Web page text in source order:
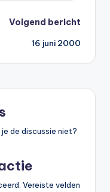
Volgend bericht
16 juni 2000
de discussie niet?
Vereiste velden